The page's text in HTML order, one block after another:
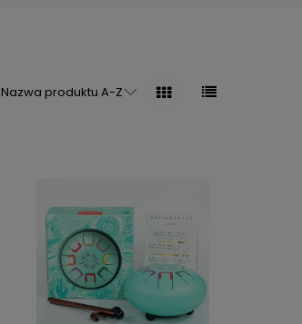
Nazwa produktu A-Z